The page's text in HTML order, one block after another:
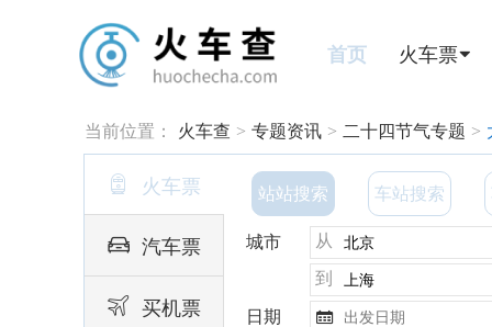
首页 火车票
当前位置： 火车查 > 专题资讯 > 二十四节气专题 >
 火车票
 汽车票
 买机票
站站搜索 车站搜索
城市
从
到

日期